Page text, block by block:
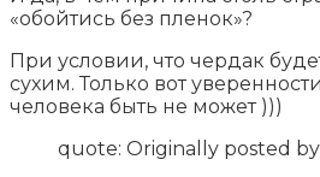
«обойтись без пленок»?
При условии, что чердак
сухим. Только вот
человека быть не может )))
quote: Originally posted